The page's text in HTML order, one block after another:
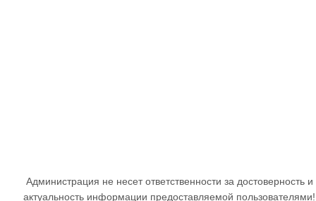
Администрация не несет ответственности за достоверность и
актуальность информации предоставляемой пользователями!